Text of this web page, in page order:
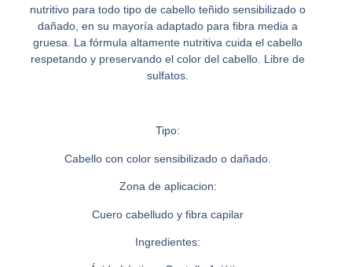
nutritivo para todo tipo de cabello teñido sensibilizado o
dañado, en su mayoría adaptado para fibra media a
gruesa. La fórmula altamente nutritiva cuida el cabello
respetando y preservando el color del cabello. Libre de
sulfatos.
Tipo:
Cabello con color sensibilizado o dañado.
Zona de aplicacion:
Cuero cabelludo y fibra capilar
Ingredientes: